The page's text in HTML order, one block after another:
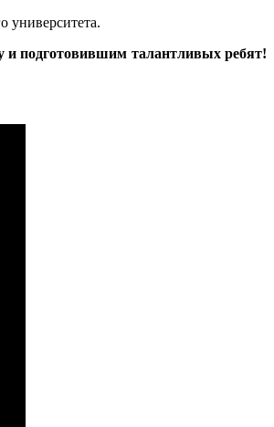
университета.
и подготовившим талантливых ребят!